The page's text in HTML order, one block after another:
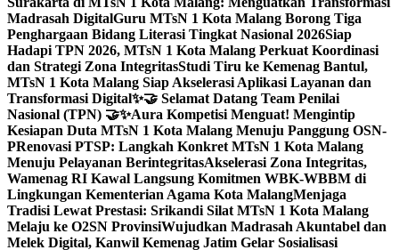
Madrasah DigitalGuru MTsN 1 Kota Malang Borong Tiga
Penghargaan Bidang Literasi Tingkat Nasional 2026Siap
Hadapi TPN 2026, MTsN 1 Kota Malang Perkuat Koordinasi
dan Strategi Zona IntegritasStudi Tiru ke Kemenag Bantul,
MTsN 1 Kota Malang Siap Akselerasi Aplikasi Layanan dan
Transformasi Digital✨🤝 Selamat Datang Team Penilai
Nasional (TPN) 🤝✨Aura Kompetisi Menguat! Mengintip
Kesiapan Duta MTsN 1 Kota Malang Menuju Panggung OSN-
PRenovasi PTSP: Langkah Konkret MTsN 1 Kota Malang
Menuju Pelayanan BerintegritasAkselerasi Zona Integritas,
Wamenag RI Kawal Langsung Komitmen WBK-WBBM di
Lingkungan Kementerian Agama Kota MalangMenjaga
Tradisi Lewat Prestasi: Srikandi Silat MTsN 1 Kota Malang
Melaju ke O2SN ProvinsiWujudkan Madrasah Akuntabel dan
Melek Digital, Kanwil Kemenag Jatim Gelar Sosialisasi